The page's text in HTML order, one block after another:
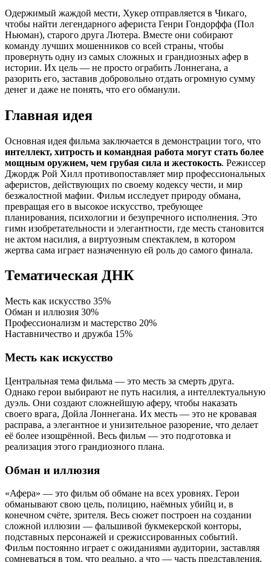
Одержимый жаждой мести, Хукер отправляется в Чикаго,
чтобы найти легендарного афериста Генри Гондорффа (Пол
Ньюман), старого друга Лютера. Вместе они собирают
команду лучших мошенников со всей страны, чтобы
провернуть одну из самых сложных и грандиозных афер в
истории. Их цель — не просто ограбить Лоннегана, а
разорить его, заставив добровольно отдать огромную сумму
денег и даже не понять, что его обманули.
Главная идея
Основная идея фильма заключается в демонстрации того, что
интеллект, хитрость и командная работа могут стать более
мощным оружием, чем грубая сила и жестокость. Режиссер
Джордж Рой Хилл противопоставляет мир профессиональных
аферистов, действующих по своему кодексу чести, и мир
безжалостной мафии. Фильм исследует природу обмана,
превращая его в высокое искусство, требующее
планирования, психологии и безупречного исполнения. Это
гимн изобретательности и элегантности, где месть становится
не актом насилия, а виртуозным спектаклем, в котором
жертва сама играет назначенную ей роль до самого финала.
Тематическая ДНК
Месть как искусство 35%
Обман и иллюзия 30%
Профессионализм и мастерство 20%
Наставничество и дружба 15%
Месть как искусство
Центральная тема фильма — это месть за смерть друга.
Однако герои выбирают не путь насилия, а интеллектуальную
дуэль. Они создают сложнейшую аферу, чтобы наказать
своего врага, Дойла Лоннегана. Их месть — это не кровавая
расправа, а элегантное и унизительное разорение, что делает
её более изощрённой. Весь фильм — это подготовка и
реализация этого грандиозного плана.
Обман и иллюзия
«Афера» — это фильм об обмане на всех уровнях. Герои
обманывают свою цель, полицию, наёмных убийц и, в
конечном счёте, зрителя. Весь сюжет построен на создании
сложной иллюзии — фальшивой букмекерской конторы,
подставных персонажей и срежиссированных событий.
Фильм постоянно играет с ожиданиями аудитории, заставляя
сомневаться в том, что реально, а что — часть представления,